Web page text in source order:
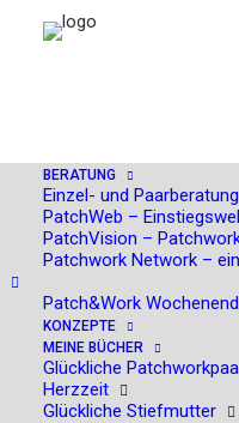
BERATUNG
Einzel- und Paarberatung
PatchWeb –
PatchVision –
Patchwork Network –
Patch&Work
KONZEPTE
MEINE BÜCHER
Glückliche
Herzzeit
Glückliche Stiefmutter
Juli 2024,
Nicht wie